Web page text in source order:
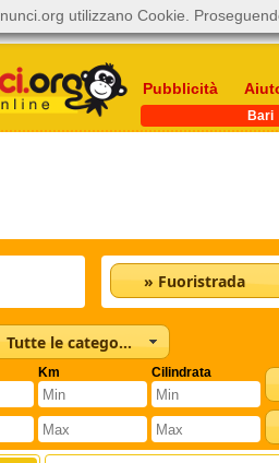
Pubblicità
Bari
» Fuoristrada
Tutte le categorie
Km Cilindrata
utilizzano Cookie.